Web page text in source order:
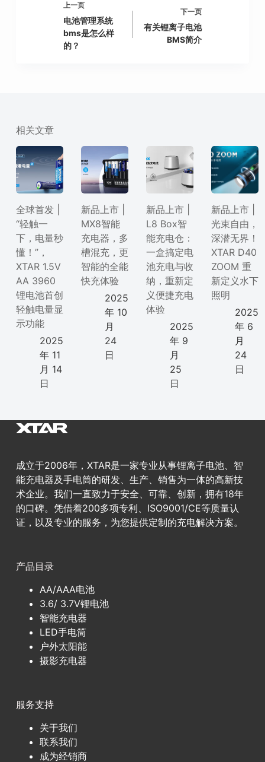
上一页
电池管理系统
bms是怎么样
的？
下一页
有关锂离子电池
BMS简介
相关文章
全球首发 |
“轻触一
下，电量秒
懂！”，
XTAR 1.5V
AA 3960
锂电池首创
轻触电量显
示功能
2025
年 11
月 14
日
新品上市 |
MX8智能
充电器，多
槽混充，更
智能的全能
快充体验
2025
年 10
月
24
日
新品上市 |
L8 Box智
能充电仓：
一盒搞定电
池充电与收
纳，重新定
义便捷充电
体验
2025
年 9
月
25
日
新品上市 |
光束自由，
深潜无界！
XTAR D40
ZOOM 重
新定义水下
照明
2025
年 6
月
24
日
成立于2006年，XTAR是一家专业从事锂离子电池、智
能充电器及手电筒的研发、生产、销售为一体的高新技
术企业。我们一直致力于安全、可靠、创新，拥有18年
的口碑。凭借着200多项专利、ISO9001/CE等质量认
证，以及专业的服务，为您提供定制的充电解决方案。
产品目录
AA/AAA电池
3.6/ 3.7V锂电池
智能充电器
LED手电筒
户外太阳能
摄影充电器
服务支持
关于我们
联系我们
成为经销商